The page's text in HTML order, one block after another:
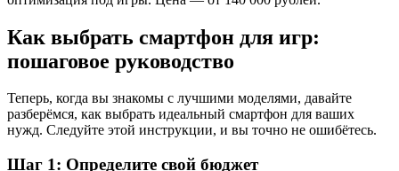
Как выбрать смартфон для игр:
пошаговое руководство
Теперь, когда вы знакомы с лучшими моделями, давайте
разберёмся, как выбрать идеальный смартфон для ваших
нужд. Следуйте этой инструкции, и вы точно не ошибётесь.
Шаг 1: Определите свой бюджет